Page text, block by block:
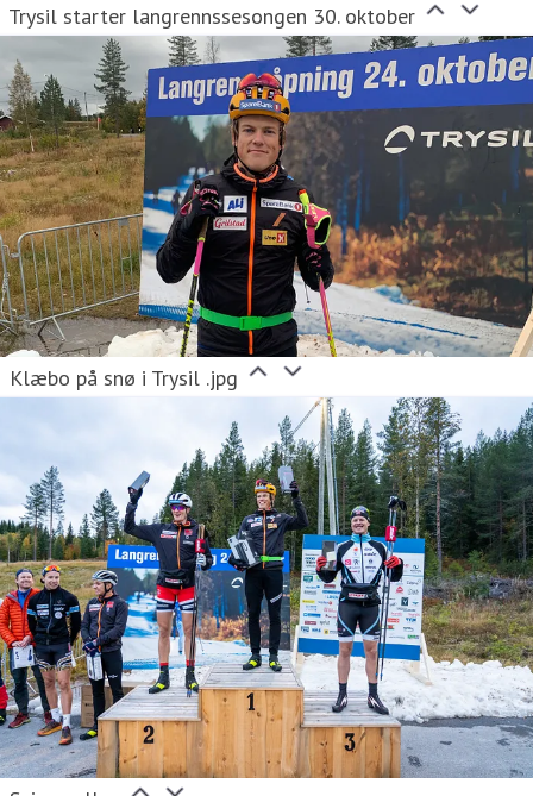
Trysil starter langrennssesongen 30. oktober
Klæbo på snø i Trysil .jpg